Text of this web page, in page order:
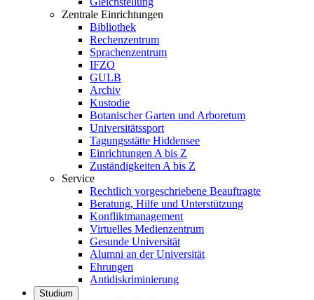
Zentrale Einrichtungen
Bibliothek
Rechenzentrum
Sprachenzentrum
IFZO
GULB
Archiv
Kustodie
Botanischer Garten und Arboretum
Universitätssport
Tagungsstätte Hiddensee
Einrichtungen A bis Z
Zuständigkeiten A bis Z
Service
Rechtlich vorgeschriebene Beauftragte
Beratung, Hilfe und Unterstützung
Konfliktmanagement
Virtuelles Medienzentrum
Gesunde Universität
Alumni an der Universität
Ehrungen
Antidiskriminierung
Studium